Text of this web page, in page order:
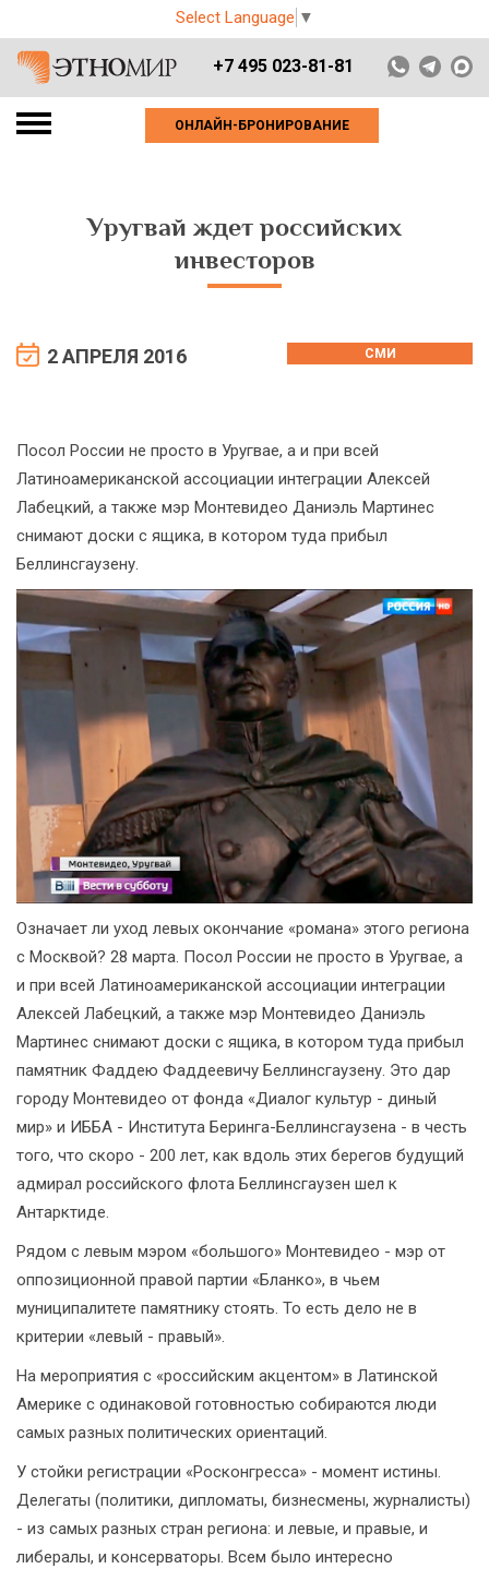
Select Language ▼
+7 495 023-81-81
ОНЛАЙН-БРОНИРОВАНИЕ
Уругвай ждет российских
инвеcторов
2 АПРЕЛЯ 2016 СМИ
Посол России не просто в Уругвае, а и при всей
Латиноамериканской ассоциации интеграции Алексей
Лабецкий, а также мэр Монтевидео Даниэль Мартинес
снимают доски с ящика, в котором туда прибыл
Беллинсгаузену.
Означает ли уход левых окончание «романа» этого региона
с Москвой? 28 марта. Посол России не просто в Уругвае, а
и при всей Латиноамериканской ассоциации интеграции
Алексей Лабецкий, а также мэр Монтевидео Даниэль
Мартинес снимают доски с ящика, в котором туда прибыл
памятник Фаддею Фаддеевичу Беллинсгаузену. Это дар
городу Монтевидео от фонда «Диалог культур - диный
мир» и ИББА - Института Беринга-Беллинсгаузена - в честь
того, что скоро - 200 лет, как вдоль этих берегов будущий
адмирал российского флота Беллинсгаузен шел к
Антарктиде.
Рядом с левым мэром «большого» Монтевидео - мэр от
оппозиционной правой партии «Бланко», в чьем
муниципалитете памятнику стоять. То есть дело не в
критерии «левый - правый».
На мероприятия с «российским акцентом» в Латинской
Америке с одинаковой готовностью собираются люди
самых разных политических ориентаций.
У стойки регистрации «Росконгресса» - момент истины.
Делегаты (политики, дипломаты, бизнесмены, журналисты)
- из самых разных стран региона: и левые, и правые, и
либералы, и консерваторы. Всем было интересно